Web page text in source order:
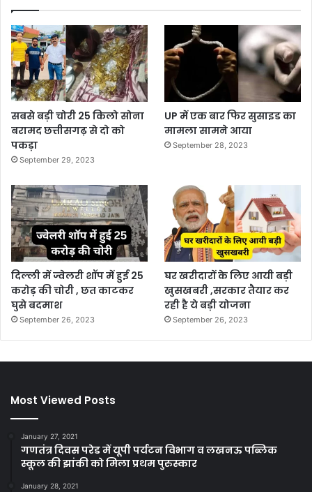
सबसे बड़ी चोरी 25 किलो सोना
बरामद छत्तीसगढ़ से दो को
पकड़ा
September 29, 2023
UP में एक बार फिर सुसाइड का
मामला सामने आया
September 28, 2023
दिल्ली में ज्वेलरी शॉप में हुई 25
करोड़ की चोरी , छत काटकर
घुसे बदमाश
September 26, 2023
घर खरीदारों के लिए आयी बड़ी
खुसखबरी ,सरकार तैयार कर
रही है ये बड़ी योजना
September 26, 2023
Most Viewed Posts
January 27, 2021
गणतंत्र दिवस परेड में यूपी पर्यटन विभाग व लखनऊ पब्लिक
स्कूल की झांकी को मिला प्रथम पुरुस्कार
January 28, 2021